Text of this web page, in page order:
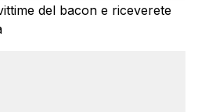
del bacon e riceverete